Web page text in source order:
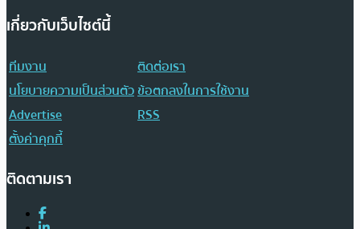
เกี่ยวกับเว็บไซต์นี้
ทีมงาน
ติดต่อเรา
นโยบายความเป็นส่วนตัวข้อตกลงในการใช้งาน
Advertise
RSS
ตั้งค่าคุกกี้
ติดตามเรา